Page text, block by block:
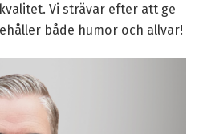
Vi strävar efter att ge
både humor och allvar!